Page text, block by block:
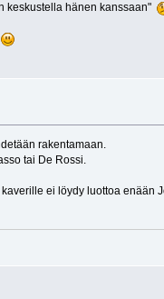
keskustella hänen kanssaan"
rakentamaan.
tai De Rossi.
ei löydy luottoa enään